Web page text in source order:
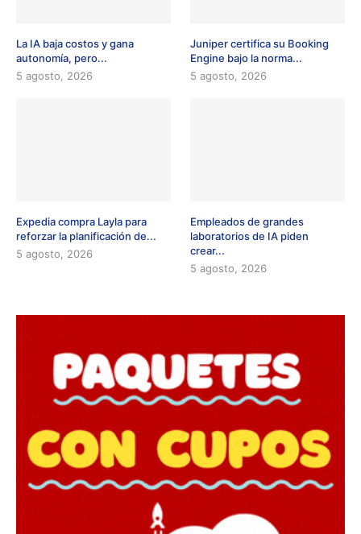
La IA baja costos y gana
autonomía, pero...
5 agosto, 2026
Juniper certifica su Booking
Engine bajo la norma...
5 agosto, 2026
Expedia compra Layla para
reforzar la planificación de...
5 agosto, 2026
Empleados de grandes
laboratorios de IA piden
crear...
5 agosto, 2026